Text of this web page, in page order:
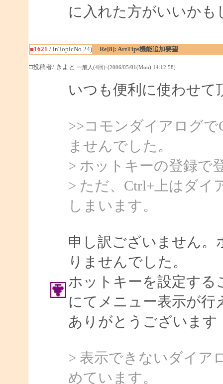
に入れた方がいいかも
■1621 / inTopicNo.24) Re[8]: ArtTips機能追加要望
□投稿者/ きよと 一般人(4回)-(2006/05/01(Mon) 14:12:58)
いつも便利に使わせて
>>コモンダイアログ
ませんでした。
> ホットキーの登録で
> ただ、Ctrl+上はダイ
しまいます。
申し訳ございません。
りませんでした。
ホットキーを設定する
にてメニュー表示が行
ありがとうございます
> 表示できないダイア
めています。